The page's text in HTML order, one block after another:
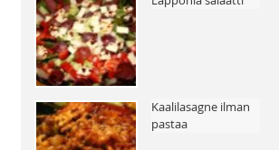
Kaalilasagne ilman
pastaa